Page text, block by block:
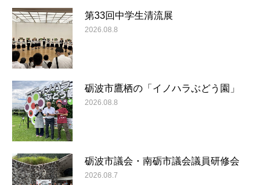
第33回中学生清流展
2026.08.8
砺波市鷹栖の「イノハラぶどう園」
2026.08.8
砺波市議会・南砺市議会議員研修会
2026.08.7